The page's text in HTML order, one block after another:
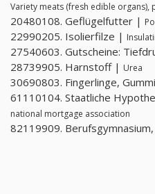
Variety meats (fresh edible organs),
20480108. Geflügelfutter |
22990205. Isolierfilze |
27540603. Gutscheine:
28739905. Harnstoff | Urea
30690803. Fingerlinge,
61110104. Staatliche
national mortgage association
82119909.